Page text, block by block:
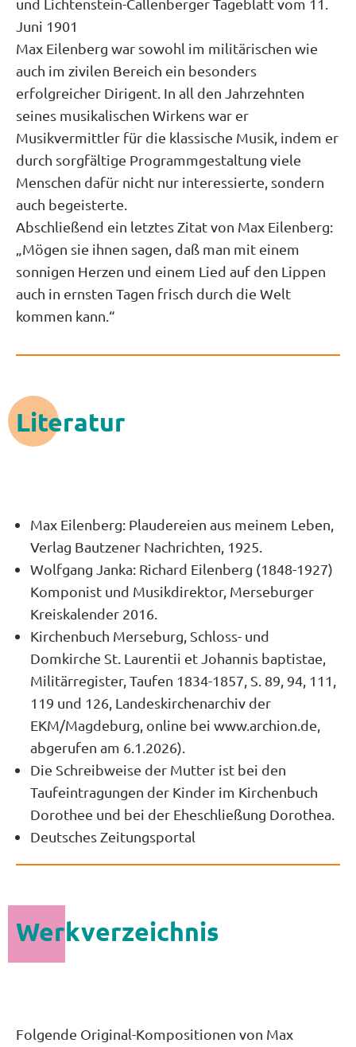
und Lichtenstein-Callenberger Tageblatt vom 11.
Juni 1901
Max Eilenberg war sowohl im militärischen wie
auch im zivilen Bereich ein besonders
erfolgreicher Dirigent. In all den Jahrzehnten
seines musikalischen Wirkens war er
Musikvermittler für die klassische Musik, indem er
durch sorgfältige Programmgestaltung viele
Menschen dafür nicht nur interessierte, sondern
auch begeisterte.
Abschließend ein letztes Zitat von Max Eilenberg:
„Mögen sie ihnen sagen, daß man mit einem
sonnigen Herzen und einem Lied auf den Lippen
auch in ernsten Tagen frisch durch die Welt
kommen kann.“
Literatur
Max Eilenberg: Plaudereien aus meinem Leben,
Verlag Bautzener Nachrichten, 1925.
Wolfgang Janka: Richard Eilenberg (1848-1927)
Komponist und Musikdirektor, Merseburger
Kreiskalender 2016.
Kirchenbuch Merseburg, Schloss- und
Domkirche St. Laurentii et Johannis baptistae,
Militärregister, Taufen 1834-1857, S. 89, 94, 111,
119 und 126, Landeskirchenarchiv der
EKM/Magdeburg, online bei www.archion.de,
abgerufen am 6.1.2026).
Die Schreibweise der Mutter ist bei den
Taufeintragungen der Kinder im Kirchenbuch
Dorothee und bei der Eheschließung Dorothea.
Deutsches Zeitungsportal
Werkverzeichnis
Folgende Original-Kompositionen von Max